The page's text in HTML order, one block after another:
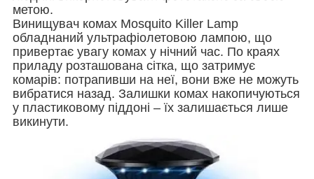
метою.
Винищувач комах Mosquito Killer Lamp
обладнаний ультрафіолетовою лампою, що
привертає увагу комах у нічний час. По краях
приладу розташована сітка, що затримує
комарів: потрапивши на неї, вони вже не можуть
вибратися назад. Залишки комах накопичуються
у пластиковому піддоні – їх залишається лише
викинути.